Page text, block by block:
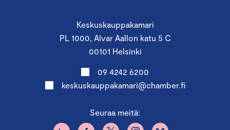
Keskuskauppakamari
PL 1000, Alvar Aallon katu 5 C
00101 Helsinki
09 4242 6200
keskuskauppakamari@chamber.fi
Seuraa meitä: